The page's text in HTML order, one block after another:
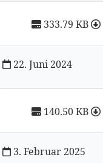
140.50 KB
3. Februar 2025
333.79 KB
22. Juni 2024